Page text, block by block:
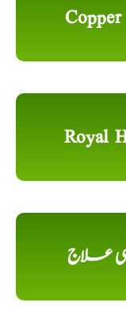
Royal
علاج